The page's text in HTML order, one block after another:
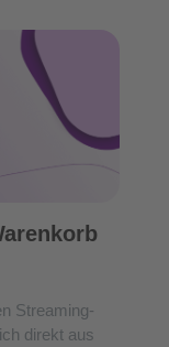
Streaming-
direkt aus